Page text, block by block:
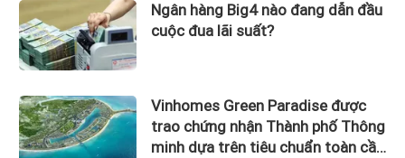
Ngân hàng Big4 nào đang dẫn đầu
cuộc đua lãi suất?
Vinhomes Green Paradise được
trao chứng nhận Thành phố Thông
minh dựa trên tiêu chuẩn toàn cầu